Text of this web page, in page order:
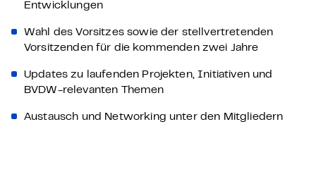
Entwicklungen
Wahl des Vorsitzes sowie der stellvertretenden
Vorsitzenden für die kommenden zwei Jahre
Updates zu laufenden Projekten, Initiativen und
BVDW-relevanten Themen
Austausch und Networking unter den Mitgliedern